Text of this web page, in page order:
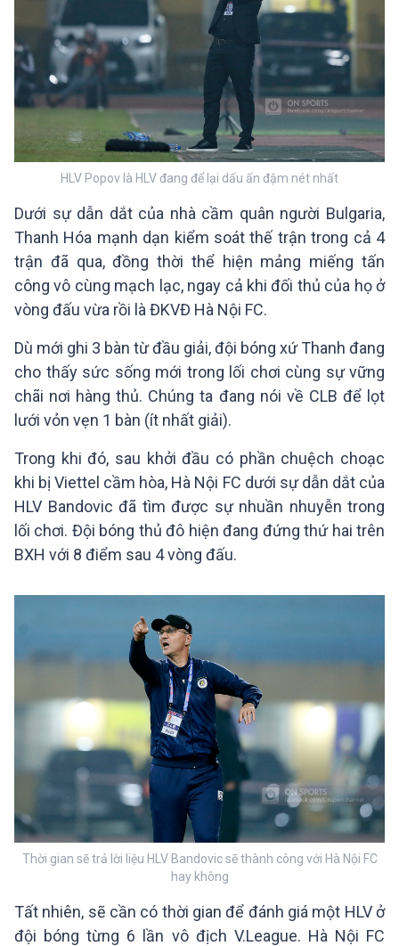
HLV Popov là HLV đang để lại dấu ấn đậm nét nhất
Dưới sự dẫn dắt của nhà cầm quân người Bulgaria,
Thanh Hóa mạnh dạn kiểm soát thế trận trong cả 4
trận đã qua, đồng thời thể hiện mảng miếng tấn
công vô cùng mạch lạc, ngay cả khi đối thủ của họ ở
Dù mới ghi 3 bàn từ đầu giải, đội bóng xứ Thanh đang
cho thấy sức sống mới trong lối chơi cùng sự vững
chãi nơi hàng thủ. Chúng ta đang nói về CLB để lọt
lưới vỏn vẹn 1 bàn (ít nhất giải).
Trong khi đó, sau khởi đầu có phần chuệch choạc
khi bị Viettel cầm hòa, Hà Nội FC dưới sự dẫn dắt của
HLV Bandovic đã tìm được sự nhuần nhuyễn trong
lối chơi. Đội bóng thủ đô hiện đang đứng thứ‏ hai trên
BXH với 8 điểm sau 4 vòng đấu.
Thời gian sẽ trả lời liệu HLV Bandovic sẽ thành công với Hà Nội FC
hay không
Tất nhiên, sẽ cần có thời gian để đánh giá một HLV ở
đội bóng từng 6 lần vô địch V.League. Hà Nội FC